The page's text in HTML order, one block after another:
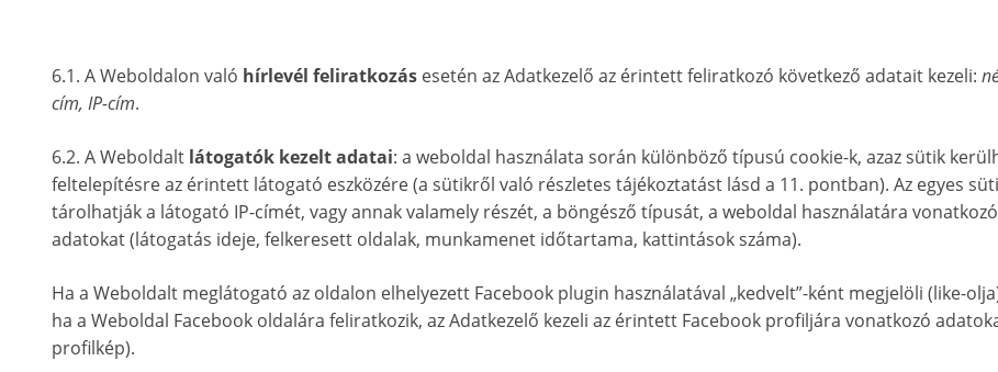
6.1. A Weboldalon való hírlevél feliratkozás esetén az Adatkezelő az érintett feliratkozó következő adatait kezeli:
cím, IP-cím.
6.2. A Weboldalt látogatók kezelt adatai: a weboldal használata során különböző típusú cookie-k, azaz sütik
feltelepítésre az érintett látogató eszközére (a sütikről való részletes tájékoztatást lásd a 11. pontban). Az egyes
tárolhatják a látogató IP-címét, vagy annak valamely részét, a böngésző típusát, a weboldal használatára vonatkozó
adatokat (látogatás ideje, felkeresett oldalak, munkamenet időtartama, kattintások száma).
Ha a Weboldalt meglátogató az oldalon elhelyezett Facebook plugin használatával „kedvelt”-ként megjelöli (like-
ha a Weboldal Facebook oldalára feliratkozik, az Adatkezelő kezeli az érintett Facebook profiljára vonatkozó
profilkép).